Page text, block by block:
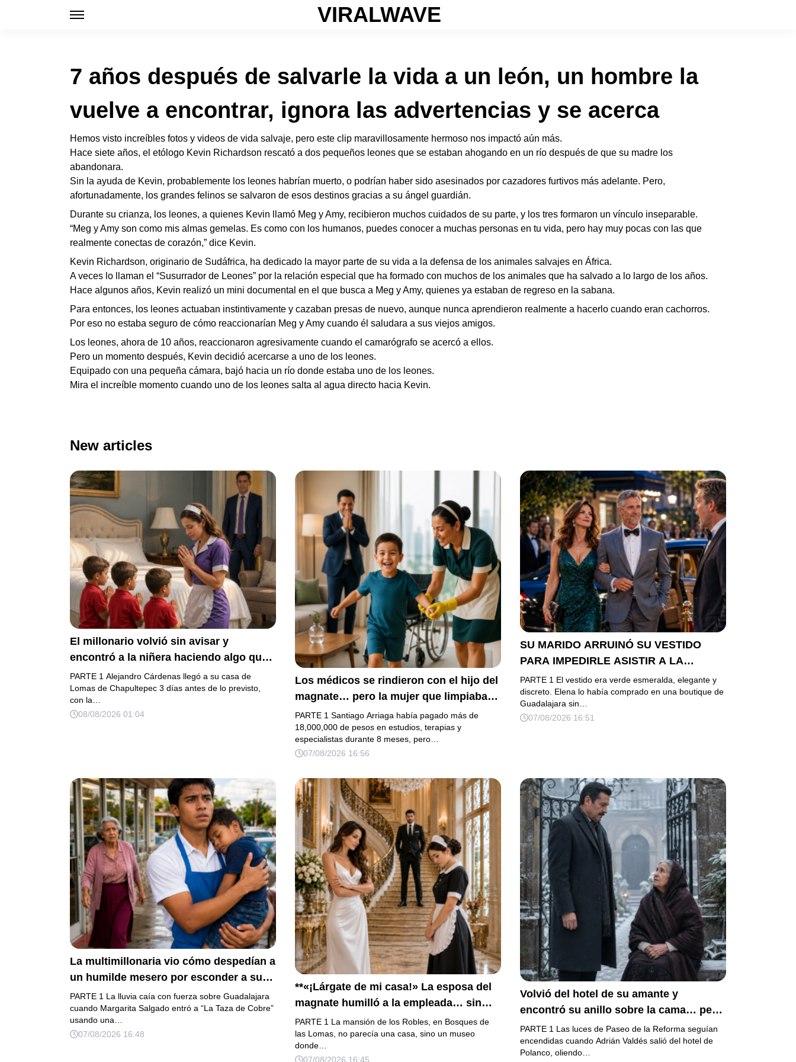
VIRALWAVE
7 años después de salvarle la vida a un león, un hombre la
vuelve a encontrar, ignora las advertencias y se acerca
Hemos visto increíbles fotos y videos de vida salvaje, pero este clip maravillosamente hermoso nos impactó aún más.
Hace siete años, el etólogo Kevin Richardson rescató a dos pequeños leones que se estaban ahogando en un río después de que su madre los
abandonara.
Sin la ayuda de Kevin, probablemente los leones habrían muerto, o podrían haber sido asesinados por cazadores furtivos más adelante. Pero,
afortunadamente, los grandes felinos se salvaron de esos destinos gracias a su ángel guardián.
Durante su crianza, los leones, a quienes Kevin llamó Meg y Amy, recibieron muchos cuidados de su parte, y los tres formaron un vínculo inseparable.
“Meg y Amy son como mis almas gemelas. Es como con los humanos, puedes conocer a muchas personas en tu vida, pero hay muy pocas con las que
realmente conectas de corazón,” dice Kevin.
Kevin Richardson, originario de Sudáfrica, ha dedicado la mayor parte de su vida a la defensa de los animales salvajes en África.
A veces lo llaman el “Susurrador de Leones” por la relación especial que ha formado con muchos de los animales que ha salvado a lo largo de los años.
Hace algunos años, Kevin realizó un mini documental en el que busca a Meg y Amy, quienes ya estaban de regreso en la sabana.
Para entonces, los leones actuaban instintivamente y cazaban presas de nuevo, aunque nunca aprendieron realmente a hacerlo cuando eran cachorros.
Por eso no estaba seguro de cómo reaccionarían Meg y Amy cuando él saludara a sus viejos amigos.
Los leones, ahora de 10 años, reaccionaron agresivamente cuando el camarógrafo se acercó a ellos.
Pero un momento después, Kevin decidió acercarse a uno de los leones.
Equipado con una pequeña cámara, bajó hacia un río donde estaba uno de los leones.
Mira el increíble momento cuando uno de los leones salta al agua directo hacia Kevin.
New articles
El millonario volvió sin avisar y
encontró a la niñera haciendo algo que
cambió para siempre a sus 3 hijos
PARTE 1 Alejandro Cárdenas llegó a su casa de
Lomas de Chapultepec 3 días antes de lo previsto,
con la…
08/08/2026 01:04
Los médicos se rindieron con el hijo del
magnate… pero la mujer que limpiaba
su casa descubrió la verdad que nadie
quiso escuchar.
PARTE 1 Santiago Arriaga había pagado más de
18,000,000 de pesos en estudios, terapias y
especialistas durante 8 meses, pero…
07/08/2026 16:56
SU MARIDO ARRUINÓ SU VESTIDO
PARA IMPEDIRLE ASISTIR A LA
GALA… PERO ELLA LLEGÓ EN
LIMUSINA COMO INVITADA DE HONOR
DEL DUEÑO DE LA EMPRESA
PARTE 1 El vestido era verde esmeralda, elegante y
discreto. Elena lo había comprado en una boutique de
Guadalajara sin…
07/08/2026 16:51
La multimillonaria vio cómo despedían a
un humilde mesero por esconder a su
hermanito enfermo… pero el verdadero
escándalo estaba a punto de estallar.
PARTE 1 La lluvia caía con fuerza sobre Guadalajara
cuando Margarita Salgado entró a “La Taza de Cobre”
usando una…
07/08/2026 16:48
**«¡Lárgate de mi casa!» La esposa del
magnate humilló a la empleada… sin
saber que su hijo era la prueba del
secreto que todos habían enterrado*
PARTE 1 La mansión de los Robles, en Bosques de
las Lomas, no parecía una casa, sino un museo
donde…
07/08/2026 16:45
Volvió del hotel de su amante y
encontró su anillo sobre la cama… pero
la carta de su esposa embarazada ya
había puesto en marcha su ruina
PARTE 1 Las luces de Paseo de la Reforma seguían
encendidas cuando Adrián Valdés salió del hotel de
Polanco, oliendo…